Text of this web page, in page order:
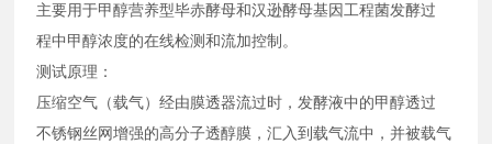
主要用于甲醇营养型毕赤酵母和汉逊酵母基因工程菌发酵过
程中甲醇浓度的在线检测和流加控制。
测试原理：
压缩空气（载气）经由膜透器流过时，发酵液中的甲醇透过
不锈钢丝网增强的高分子透醇膜，汇入到载气流中，并被载气